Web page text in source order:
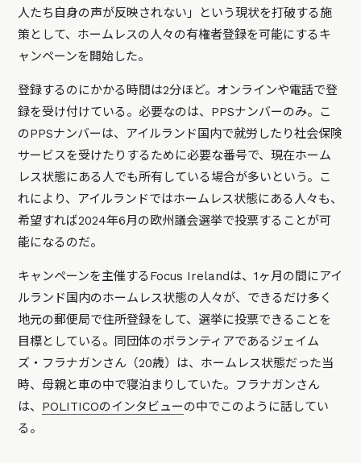
人たち自身の声が反映されない」という現状を打破する施
策として、ホームレスの人々の有権者登録を可能にするキ
ャンペーンを開始した。
登録するのにかかる時間は2分ほど。オンラインや電話で登
録を受け付けている。必要なのは、PPSナンバーのみ。こ
のPPSナンバーは、アイルランド国内で就労したり社会保険
サービスを受けたりするために必要な番号で、現在ホーム
レス状態にある人でも所有している場合が多いという。こ
れにより、アイルランドではホームレス状態にある人々も、
希望すれば2024年6月の欧州議会選挙で投票することが可
能になるのだ。
キャンペーンを主催するFocus Irelandは、1ヶ月の間にアイ
ルランド国内のホームレス状態の人々が、できるだけ多く
地元の郵便局で住所登録をして、選挙に投票できることを
目標としている。同団体のボランティアであるジェイム
ズ・フラナガンさん（20歳）は、ホームレス状態だった当
時、母親と車の中で寝泊まりしていた。フラナガンさん
は、 POLITICOのインタビューの中でこのように話してい
る。